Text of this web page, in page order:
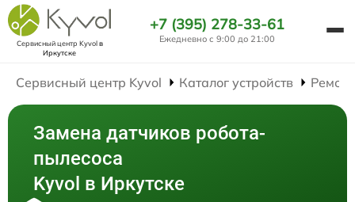
Сервисный центр Kyvolв
Иркутске
+7 (395) 278-33-61
Ежедневно с 9:00 до 21:00
Сервисный центр Kyvol Каталог устройств
Замена датчиков робота-
пылесоса
Kyvol в Иркутске